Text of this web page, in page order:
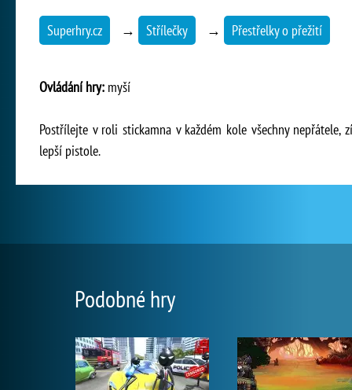
Superhry.cz → Střílečky → Přestřelky o přežití
Ovládání hry: myší
Postřílejte v roli stickamna v každém kole všechny
lepší pistole.
Podobné hry